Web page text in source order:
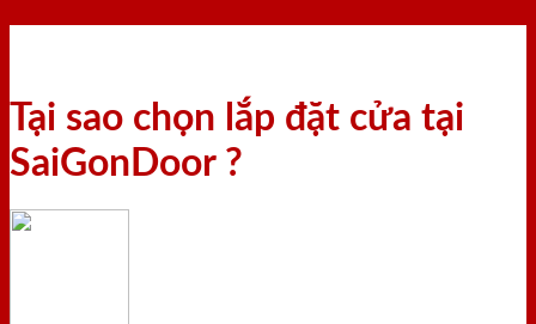
Tại sao chọn lắp đặt cửa tại
SaiGonDoor ?